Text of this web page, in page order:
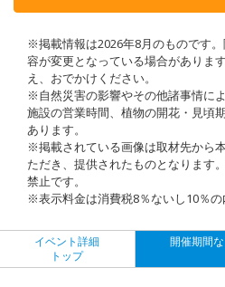
※掲載情報は2026年8月のものです
容が変更となっている場合がありま
え、おでかけください。
※自然災害の影響やその他諸事情に
施設の営業時間、植物の開花・見頃
あります。
※掲載されている画像は取材先から
ただき、提供されたものとなります
禁止です。
※表示料金は消費税8％ないし10％の
イベント詳細
トップ
開催期間